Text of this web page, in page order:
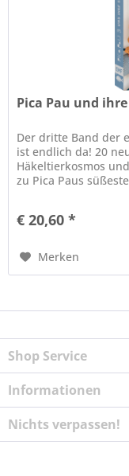
Pica Pau und
Der dritte Band der
ist endlich da! 20
Häkeltierkosmos
zu Pica Paus
€ 20,60 *
Merken
Shop Service
Informationen
Nichts verpassen!